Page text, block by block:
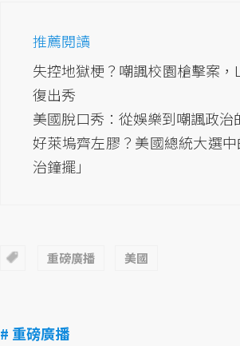
推薦閱讀
失控地獄梗？嘲諷校園槍擊案，
復出秀
美國脫口秀：從娛樂到嘲諷政治
好萊塢齊左膠？美國總統大選
治鐘擺」
重磅廣播 美國
# 重磅廣播